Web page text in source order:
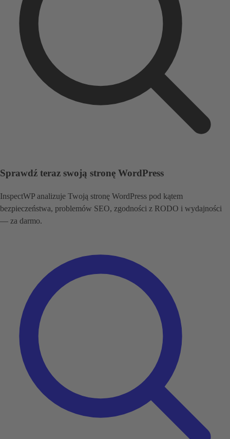
Sprawdź teraz swoją stronę WordPress
InspectWP analizuje Twoją stronę WordPress pod kątem
bezpieczeństwa, problemów SEO, zgodności z RODO i wydajności
— za darmo.